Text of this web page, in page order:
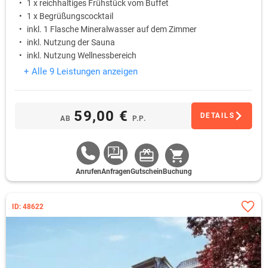
1 x reichhaltiges Frühstück vom Buffet
1 x Begrüßungscocktail
inkl. 1 Flasche Mineralwasser auf dem Zimmer
inkl. Nutzung der Sauna
inkl. Nutzung Wellnessbereich
+ Alle 9 Leistungen anzeigen
AB 59,00 € P.P. DETAILS
AnrufenAnfragenGutschein Buchung
ID: 48622